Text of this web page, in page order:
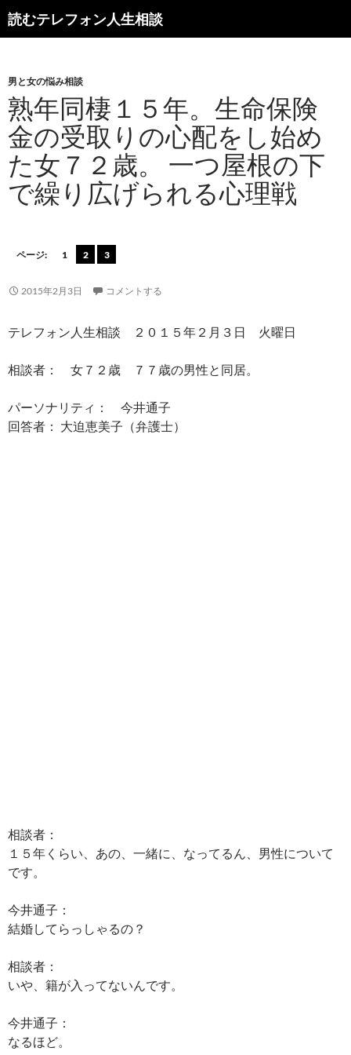
読むテレフォン人生相談
男と女の悩み相談
熟年同棲１５年。生命保険
金の受取りの心配をし始め
た女７２歳。 一つ屋根の下
で繰り広げられる心理戦
ページ: 1 2 3
2015年2月3日 コメントする
テレフォン人生相談 ２０１５年２月３日 火曜日
相談者： 女７２歳 ７７歳の男性と同居。
パーソナリティ： 今井通子
回答者： 大迫恵美子（弁護士）
相談者：
１５年くらい、あの、一緒に、なってるん、男性について
です。
今井通子：
結婚してらっしゃるの？
相談者：
いや、籍が入ってないんです。
今井通子：
なるほど。